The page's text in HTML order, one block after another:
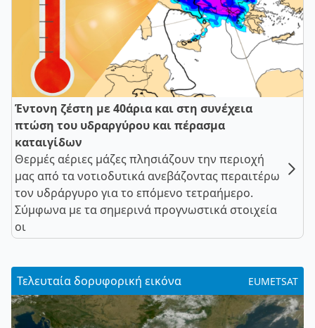
Έντονη ζέστη με 40άρια και στη συνέχεια
πτώση του υδραργύρου και πέρασμα
καταιγίδων
Θερμές αέριες μάζες πλησιάζουν την περιοχή
μας από τα νοτιοδυτικά ανεβάζοντας περαιτέρω
τον υδράργυρο για το επόμενο τετραήμερο.
Σύμφωνα με τα σημερινά προγνωστικά στοιχεία
οι
Τελευταία δορυφορική εικόνα EUMETSAT